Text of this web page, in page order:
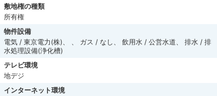
敷地権の種類
所有権
物件設備
電気 / 東京電力(株)、 、 ガス / なし、 飲用水 / 公営水道、 排水 / 排
水処理設備(浄化槽)
テレビ環境
地デジ
インターネット環境